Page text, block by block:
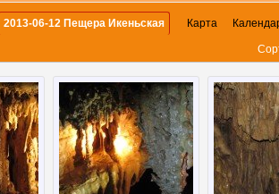
2013-06-12 Пещера Икеньская Карта